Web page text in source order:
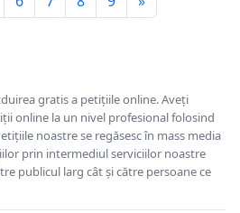
gratis a petițiile online. Aveți
online la un nivel profesional folosind
noastre se regăsesc în mass media
prin intermediul serviciilor noastre
publicul larg cât și către persoane ce